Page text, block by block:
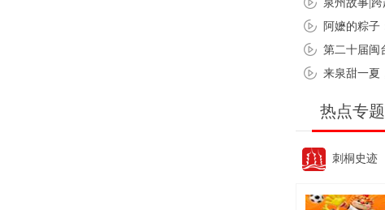
阿嬷的粽子
来泉甜一夏
热点专题
刺桐史迹